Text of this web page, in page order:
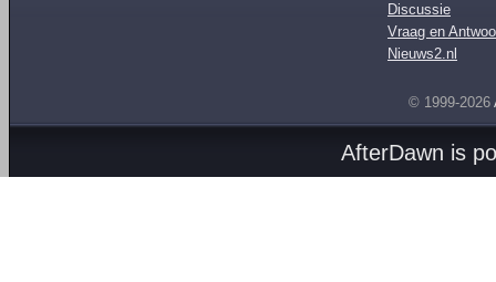
Discussie
Vraag en
Nieuws2.nl
© 1999-2026
AfterDawn is